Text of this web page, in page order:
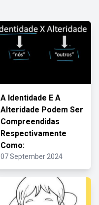
A Identidade E A
Alteridade Podem Ser
Compreendidas
Respectivamente
Como:
07 September 2024